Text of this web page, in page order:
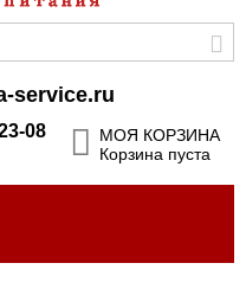
service.ru
08
МОЯ КОРЗИНА
Корзина пуста